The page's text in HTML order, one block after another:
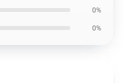
0%
0%